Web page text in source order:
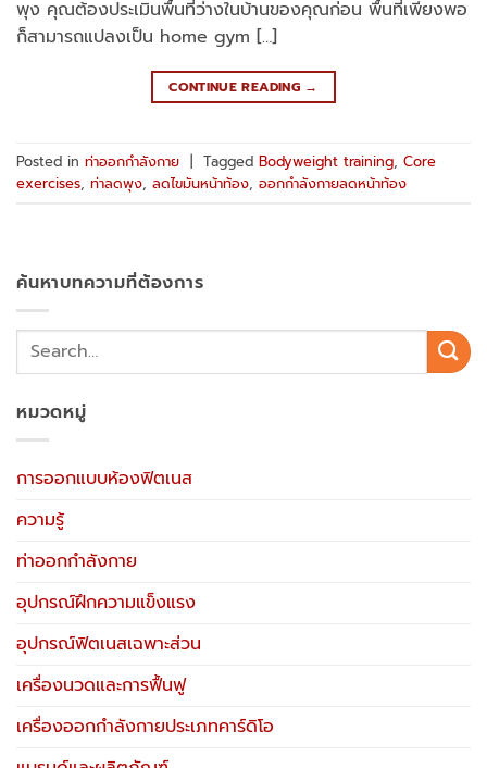
พุง คุณต้องประเมินพื้นที่ว่างในบ้านของคุณก่อน พื้นที่เพียงพอ
ก็สามารถแปลงเป็น home gym […]
CONTINUE READING →
Posted in ท่าออกกำลังกาย | Tagged Bodyweight training, Core
exercises, ท่าลดพุง, ลดไขมันหน้าท้อง, ออกกำลังกายลดหน้าท้อง
ค้นหาบทความที่ต้องการ
หมวดหมู่
การออกแบบห้องฟิตเนส
ความรู้
ท่าออกกำลังกาย
อุปกรณ์ฝึกความแข็งแรง
อุปกรณ์ฟิตเนสเฉพาะส่วน
เครื่องนวดและการฟื้นฟู
เครื่องออกกำลังกายประเภทคาร์ดิโอ